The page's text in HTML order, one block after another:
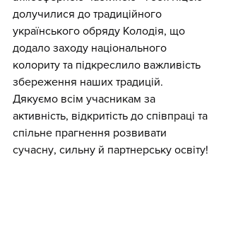
долучилися до традиційного
українського обряду Колодія, що
додало заходу національного
колориту та підкреслило важливість
збереження наших традицій.
Дякуємо всім учасникам за
активність, відкритість до співпраці та
спільне прагнення розвивати
сучасну, сильну й партнерську освіту!